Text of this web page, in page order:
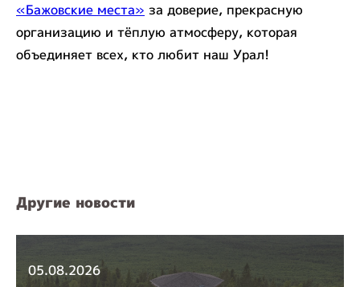
«Бажовские места» за доверие, прекрасную
организацию и тёплую атмосферу, которая
объединяет всех, кто любит наш Урал!
Другие новости
05.08.2026